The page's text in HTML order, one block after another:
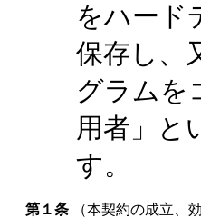
をハード
保存し、
グラムを
用者」と
す。
第１条 （本契約の成立、